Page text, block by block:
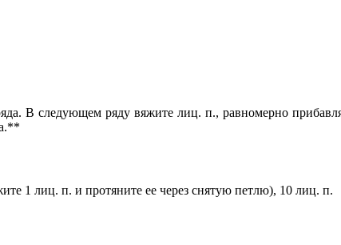
В следующем ряду вяжите лиц. п., равномерно
1 лиц. п. и протяните ее через снятую петлю), 10 лиц. п.